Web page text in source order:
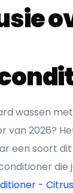
wassen
van 2026?
een soort
die
-